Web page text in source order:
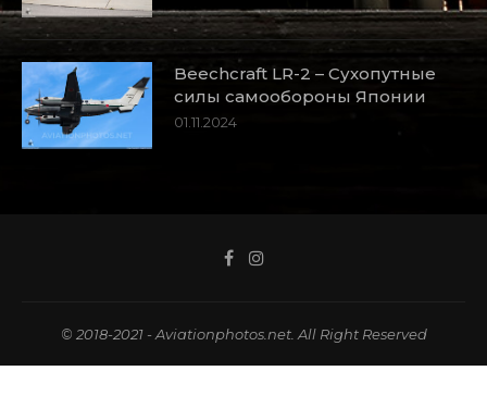
Beechcraft LR-2 – Сухопутные
силы самообороны Японии
01.11.2024
© 2018-2021 - Aviationphotos.net. All Right Reserved